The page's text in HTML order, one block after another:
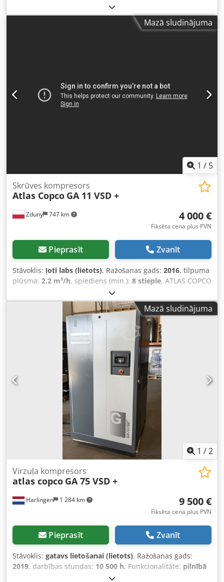
gaisa tvertne, žāvētājs, eļļas atdalītājs. Atrašanās vieta:
Milheima pie Rūras. Dkodpfx Ajwr Nnbjflsr
Mazā sludinājuma
1 / 5
Zduny 747 km
Skrūves kompresors
Atlas Copco GA 11 VSD +
4 000 €
Fiksēta cena plus PVN
Pieprasīt Zvanīt
Stāvoklis: ļoti labs (lietots), Ražošanas gads: 2016, tilpuma
plūsma: 2,2 m³/h, spiediens (min.): 8 stieple, ATLAS COPCO
GA 11 VSD skrūvju kompresors Ar mainīgu ātrumu
(invertera piedziņa) Djdpoytyh Hefx Aflskr Motora jauda 11
kW Jauda 1,95 m3/min Spiediens 13 bāri Ražošanas gads
2016 Nodarbošanās stundu skaits 9270
Mazā sludinājuma
1 /2
Harlingen 1 284 km
Virzuļa kompresors
atlas copco GA 75 VSD +
9 500 €
Fiksēta cena plus PVN
Pieprasīt Zvanīt
Stāvoklis: gatavs lietošanai (lietots), Ražošanas gads:
2019, darbības stundas: 10 500 h, Funkcionalitāte: pilnībā
898 kg